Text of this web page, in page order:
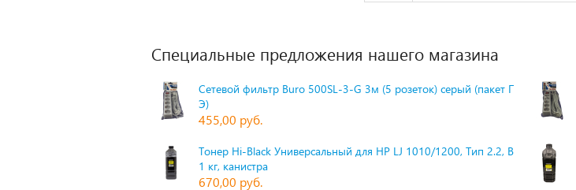
Специальные предложения нашего магазина
Сетевой фильтр Buro 500SL-3-G 3м (5 розеток) серый (пакет П
Э)
455,00 руб.
Тонер Hi-Black Универсальный для HP LJ 1010/1200, Тип 2.2, Bk,
1 кг, канистра
670,00 руб.